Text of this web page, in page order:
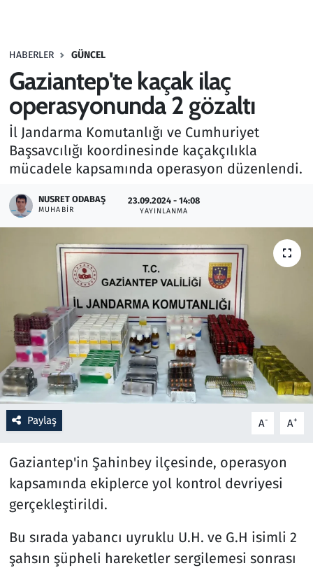
HABERLER GÜNCEL
Gaziantep'te kaçak ilaç
operasyonunda 2 gözaltı
İl Jandarma Komutanlığı ve Cumhuriyet
Başsavcılığı koordinesinde kaçakçılıkla
mücadele kapsamında operasyon düzenlendi.
NUSRET ODABAŞ
MUHABIR
23.09.2024 - 14:08
YAYINLANMA
Paylaş A- A+
Gaziantep'in Şahinbey ilçesinde, operasyon
kapsamında ekiplerce yol kontrol devriyesi
gerçekleştirildi.
Bu sırada yabancı uyruklu U.H. ve G.H isimli 2
şahsın şüpheli hareketler sergilemesi sonrası
Haber
Kültür Sanat
Kurumsal Haberler
Lezzet Durağı
Memur ve Kamu
Oyun
Ramazan
Resmi İlanlar
Rüya Tabirleri
Sağlık
Savunma Sanayi
Seçim 2023
Teknoloji ve Bilim